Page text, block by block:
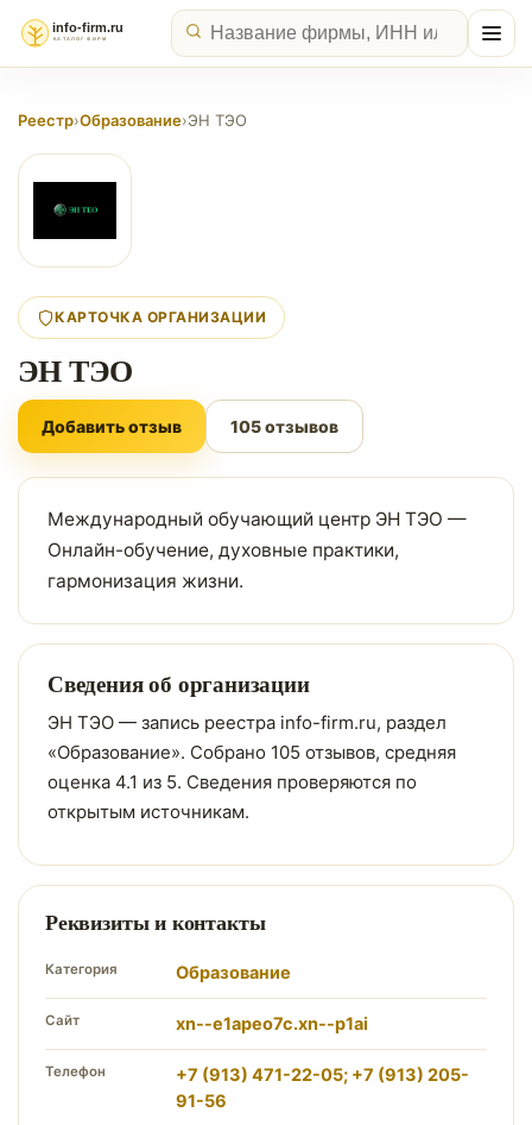
Реестр›Образование›ЭН ТЭО
КАРТОЧКА ОРГАНИЗАЦИИ
ЭН ТЭО
Добавить отзыв 105 отзывов
Международный обучающий центр ЭН ТЭО —
Онлайн-обучение, духовные практики,
гармонизация жизни.
Сведения об организации
ЭН ТЭО — запись реестра info-firm.ru, раздел
«Образование». Собрано 105 отзывов, средняя
оценка 4.1 из 5. Сведения проверяются по
открытым источникам.
Реквизиты и контакты
Категория Образование
Сайт xn--e1apeo7c.xn--p1ai
Телефон
+7 (913) 471-22-05; +7 (913) 205-
91-56